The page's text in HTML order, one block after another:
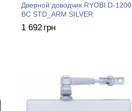
Дверной доводчик RYOBI D-1200
BC STD_ARM SILVER
1 692 грн